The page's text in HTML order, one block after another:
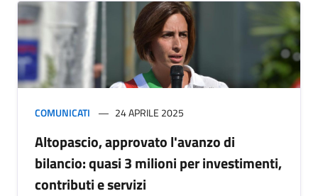
COMUNICATI 24 APRILE 2025
Altopascio, approvato l'avanzo di
bilancio: quasi 3 milioni per investimenti,
contributi e servizi